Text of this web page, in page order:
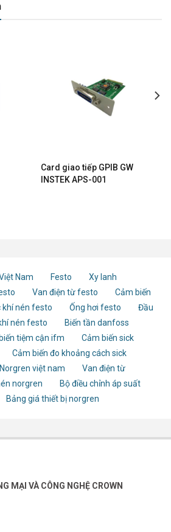
Card giao tiếp GPIB GW
INSTEK APS-001
Nam Festo
Xy lanh
Van điện từ festo
Cảm biến
khí nén festo Ống hơi festo
Đầu
nén festo
Biến tần danfoss
tiệm cận ifm
Cảm biến sick
Cảm biến đo khoảng cách sick
Norgren việt nam
Van điện từ
norgren
Bộ điều chỉnh áp suất
Bảng giá thiết bị norgren
MẠI VÀ CÔNG NGHỆ CROWN